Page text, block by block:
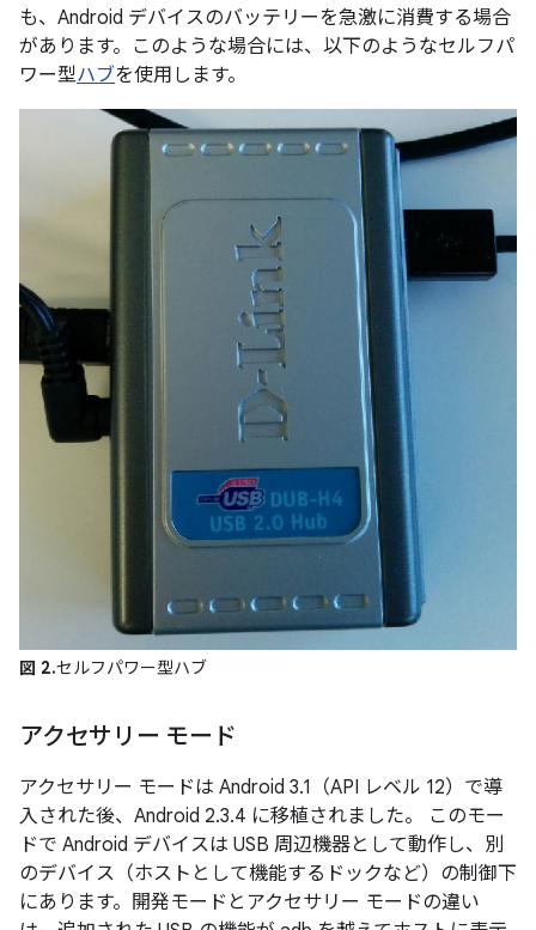
も、Android デバイスのバッテリーを急激に消費する場合
があります。このような場合には、以下のようなセルフパ
ワー型ハブを使用します。
図 2.セルフパワー型ハブ
アクセサリー モード
アクセサリー モードは Android 3.1（API レベル 12）で導
入された後、Android 2.3.4 に移植されました。 このモー
ドで Android デバイスは USB 周辺機器として動作し、別
のデバイス（ホストとして機能するドックなど）の制御下
にあります。開発モードとアクセサリー モードの違い